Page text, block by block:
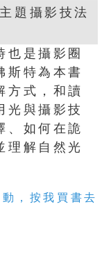
也是攝影圈
特為本書
方式，和讀
光與攝影技
、如何在詭
理解自然光
，按我買書去